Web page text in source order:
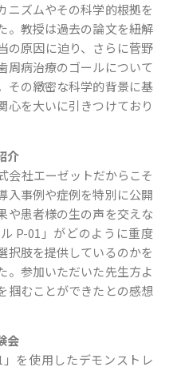
ニズムやその科学的根拠を
。教授は過去の論文を紐解
の原因に迫り、さらに菅野
周病治療のゴールについて
その緻密な科学的背景に基
心を大いに引きつけており
介
会社エーゼットだからこそ
入事例や症例を特別に公開
や患者様の生の声を交えな
P-01」がどのように重度
択肢を提供しているのかを
。参加いただいた先生方よ
掴むことができたとの感想
会
」を使用したデモンストレ